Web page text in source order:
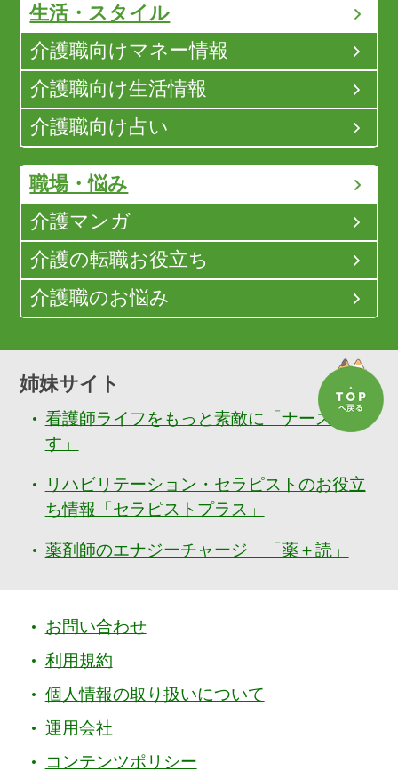
生活・スタイル
介護職向けマネー情報
介護職向け生活情報
介護職向け占い
職場・悩み
介護マンガ
介護の転職お役立ち
介護職のお悩み
姉妹サイト
看護師ライフをもっと素敵に「ナースぷら
す」
リハビリテーション・セラピストのお役立
ち情報「セラピストプラス」
薬剤師のエナジーチャージ 「薬＋読」
お問い合わせ
利用規約
個人情報の取り扱いについて
運用会社
コンテンツポリシー